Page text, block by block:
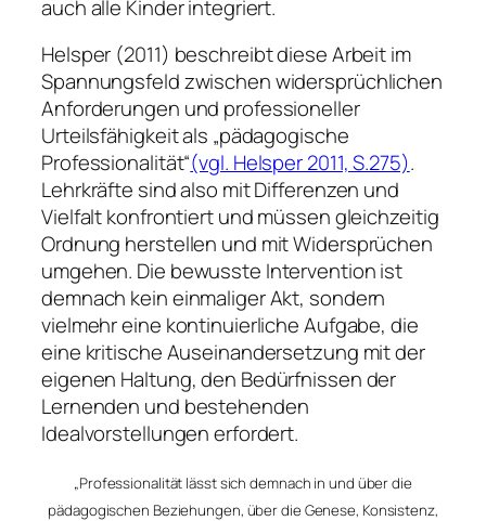
auch alle Kinder integriert.
Helsper (2011) beschreibt diese Arbeit im
Spannungsfeld zwischen widersprüchlichen
Anforderungen und professioneller
Urteilsfähigkeit als „pädagogische
Professionalität“(vgl. Helsper 2011, S.275).
Lehrkräfte sind also mit Differenzen und
Vielfalt konfrontiert und müssen gleichzeitig
Ordnung herstellen und mit Widersprüchen
umgehen. Die bewusste Intervention ist
demnach kein einmaliger Akt, sondern
vielmehr eine kontinuierliche Aufgabe, die
eine kritische Auseinandersetzung mit der
eigenen Haltung, den Bedürfnissen der
Lernenden und bestehenden
Idealvorstellungen erfordert.
„Professionalität lässt sich demnach in und über die
pädagogischen Beziehungen, über die Genese, Konsistenz,